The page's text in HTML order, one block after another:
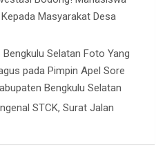
Masyarakat Desa
Selatan Foto Yang
pada Pimpin Apel Sore
Bengkulu Selatan
STCK, Surat Jalan